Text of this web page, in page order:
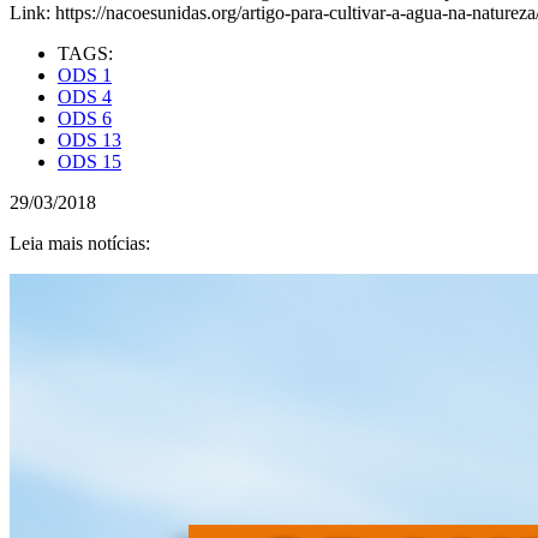
Link: https://nacoesunidas.org/artigo-para-cultivar-a-agua-na-
TAGS:
ODS 1
ODS 4
ODS 6
ODS 13
ODS 15
29/03/2018
Leia mais notícias: